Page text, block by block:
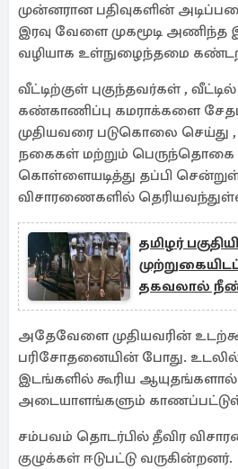
முன்னரான பதிவுகளின்
இரவு வேளை முகமூடி
வழியாக உள்நுழைந்தமை
வீட்டிற்குள் புகுந்தவர்கள் ,
கண்காணிப்பு கமராக்களை
முதியவரை படுகொலை செய்து ,
நகைகள் மற்றும்
கொள்ளையடித்து தப்பி
விசாரணைகளில்
தமிழர்
தகவலால்
அம்பலம்
அதேவேளை முதியவரின்
பரிசோதனையின் போது. உடலில்
இடங்களில் கூரிய
அடையாளங்களும்
சம்பவம் தொடர்பில் தீவிர
குழுக்கள் ஈடுபட்டு வருகின்றனர்.